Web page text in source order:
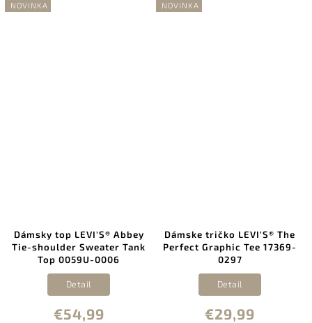
NOVINKA
Dámsky top LEVI'S® Abbey
Tie-shoulder Sweater Tank
Top 0059U-0006
€54,99
Detail
NOVINKA
Dámske tričko LEVI'S® The
Perfect Graphic Tee 17369-
0297
€29,99
Detail